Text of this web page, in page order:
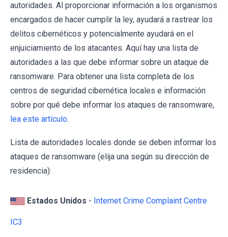
autoridades. Al proporcionar información a los organismos
encargados de hacer cumplir la ley, ayudará a rastrear los
delitos cibernéticos y potencialmente ayudará en el
enjuiciamiento de los atacantes. Aquí hay una lista de
autoridades a las que debe informar sobre un ataque de
ransomware. Para obtener una lista completa de los
centros de seguridad cibernética locales e información
sobre por qué debe informar los ataques de ransomware,
lea este artículo.
Lista de autoridades locales donde se deben informar los
ataques de ransomware (elija una según su dirección de
residencia):
Estados Unidos - Internet Crime Complaint Centre
IC3